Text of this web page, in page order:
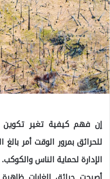
إن فهم كيفية تغير تكوين
للحرائق بمرور الوقت أمر
الإدارة لحماية الناس والكوكب.